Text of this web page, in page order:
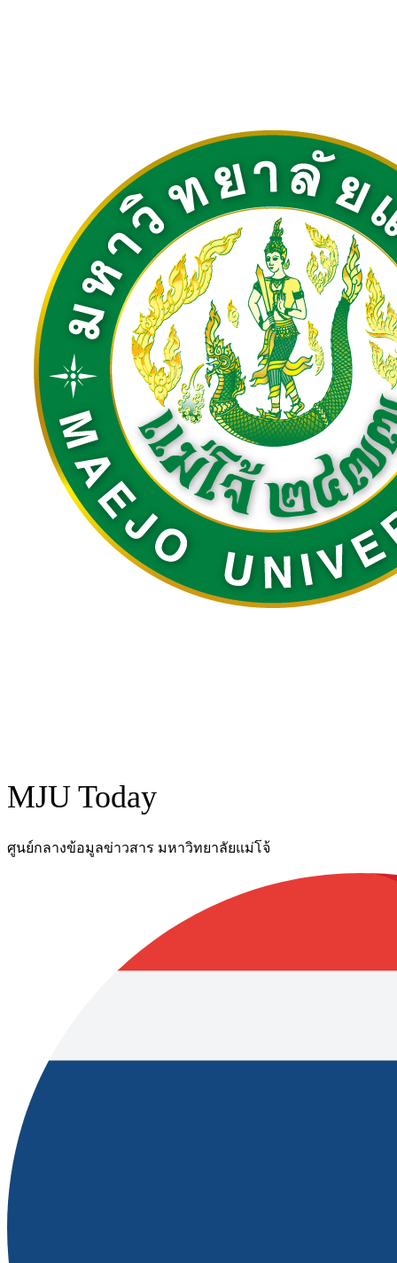
MJU Today
ศูนย์กลางข้อมูลข่าวสาร มหาวิทยาลัยแม่โจ้